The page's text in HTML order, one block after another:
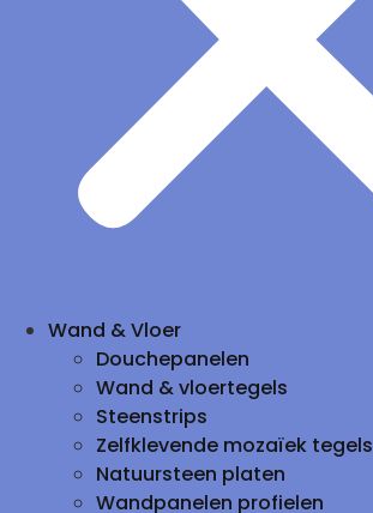
Wand & Vloer
Douchepanelen
Wand & vloertegels
Steenstrips
Zelfklevende mozaïek tegels
Natuursteen platen
Wandpanelen profielen